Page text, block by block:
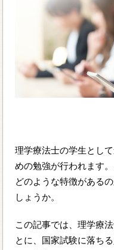
理学療法士の学生とし
めの勉強が行われます
どのような特徴がある
しょうか。
この記事では、理学療
とに、国家試験に落ち